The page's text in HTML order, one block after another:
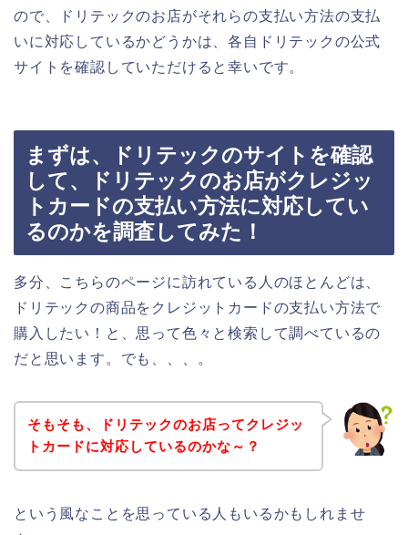
ので、ドリテックのお店がそれらの支払い方法の支払
いに対応しているかどうかは、各自ドリテックの公式
サイトを確認していただけると幸いです。
まずは、ドリテックのサイトを確認
して、ドリテックのお店がクレジッ
トカードの支払い方法に対応してい
るのかを調査してみた！
多分、こちらのページに訪れている人のほとんどは、
ドリテックの商品をクレジットカードの支払い方法で
購入したい！と、思って色々と検索して調べているの
だと思います。でも、、、。
そもそも、ドリテックのお店ってクレジッ
トカードに対応しているのかな～？
という風なことを思っている人もいるかもしれませ